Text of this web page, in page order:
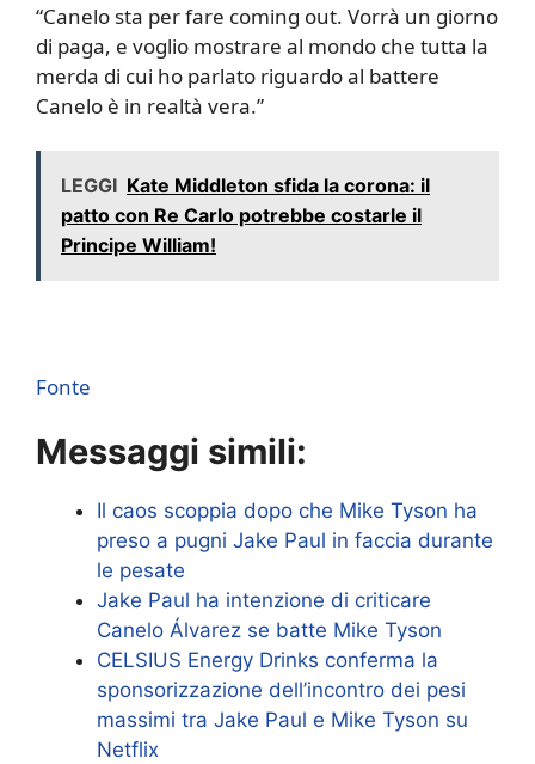
“Canelo sta per fare coming out. Vorrà un giorno
di paga, e voglio mostrare al mondo che tutta la
merda di cui ho parlato riguardo al battere
Canelo è in realtà vera.”
LEGGI Kate Middleton sfida la corona: il
patto con Re Carlo potrebbe costarle il
Principe William!
Fonte
Messaggi simili:
Il caos scoppia dopo che Mike Tyson ha
preso a pugni Jake Paul in faccia durante
le pesate
Jake Paul ha intenzione di criticare
Canelo Álvarez se batte Mike Tyson
CELSIUS Energy Drinks conferma la
sponsorizzazione dell’incontro dei pesi
massimi tra Jake Paul e Mike Tyson su
Netflix